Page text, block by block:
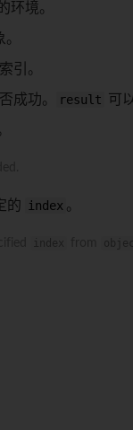
环境。
引。
成功。 result 可
的 index 。